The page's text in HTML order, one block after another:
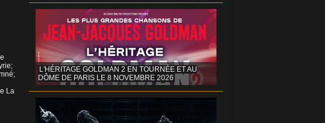
La
L'HÉRITAGE GOLDMAN 2 EN TOURNÉE ET AU
DÔME DE PARIS LE 8 NOVEMBRE 2026